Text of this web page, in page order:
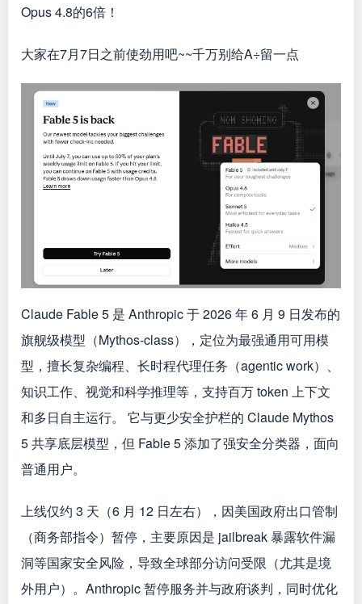
Opus 4.8的6倍！
大家在7月7日之前使劲用吧~~千万别给A÷留一点
Claude Fable 5 是 Anthropic 于 2026 年 6 月 9 日发布的
旗舰级模型（Mythos-class），定位为最强通用可用模
型，擅长复杂编程、长时程代理任务（agentic work）、
知识工作、视觉和科学推理等，支持百万 token 上下文
和多日自主运行。 它与更少安全护栏的 Claude Mythos
5 共享底层模型，但 Fable 5 添加了强安全分类器，面向
普通用户。
上线仅约 3 天（6 月 12 日左右），因美国政府出口管制
（商务部指令）暂停，主要原因是 jailbreak 暴露软件漏
洞等国家安全风险，导致全球部分访问受限（尤其是境
外用户）。Anthropic 暂停服务并与政府谈判，同时优化